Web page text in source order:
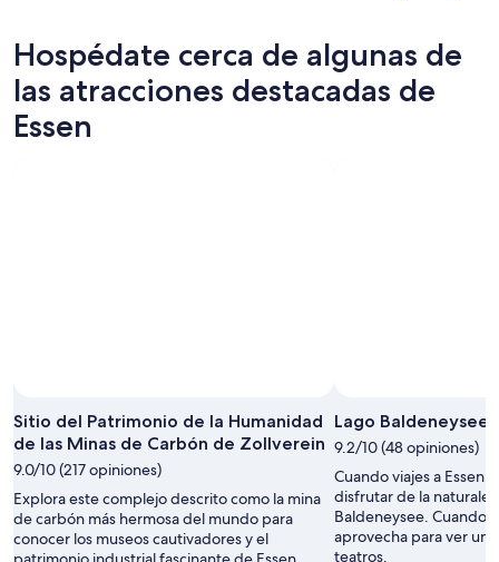
ago
10
ago
mañana
la
noche,
Essen
para
el
próximo
Hospédate cerca de algunas de
las atracciones destacadas de
Essen
Sitio del Patrimonio de la Humanidad
de las Minas de Carbón de Zollverein
9.0/10 (217 opiniones)
Explora este complejo descrito como la mina
de carbón más hermosa del mundo para
conocer los museos cautivadores y el
Lago Baldeneysee
9.2/10 (48 opiniones)
Cuando viajes a Essen,
disfrutar de la
Baldeneysee. Cuando
aprovecha para ver un
teatros.